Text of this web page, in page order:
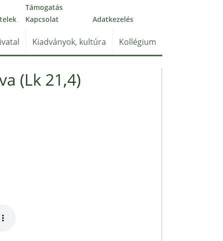
Támogatás
Kapcsolat Adatkezelés
Kiadványok, kultúra Kollégium
(Lk 21,4)